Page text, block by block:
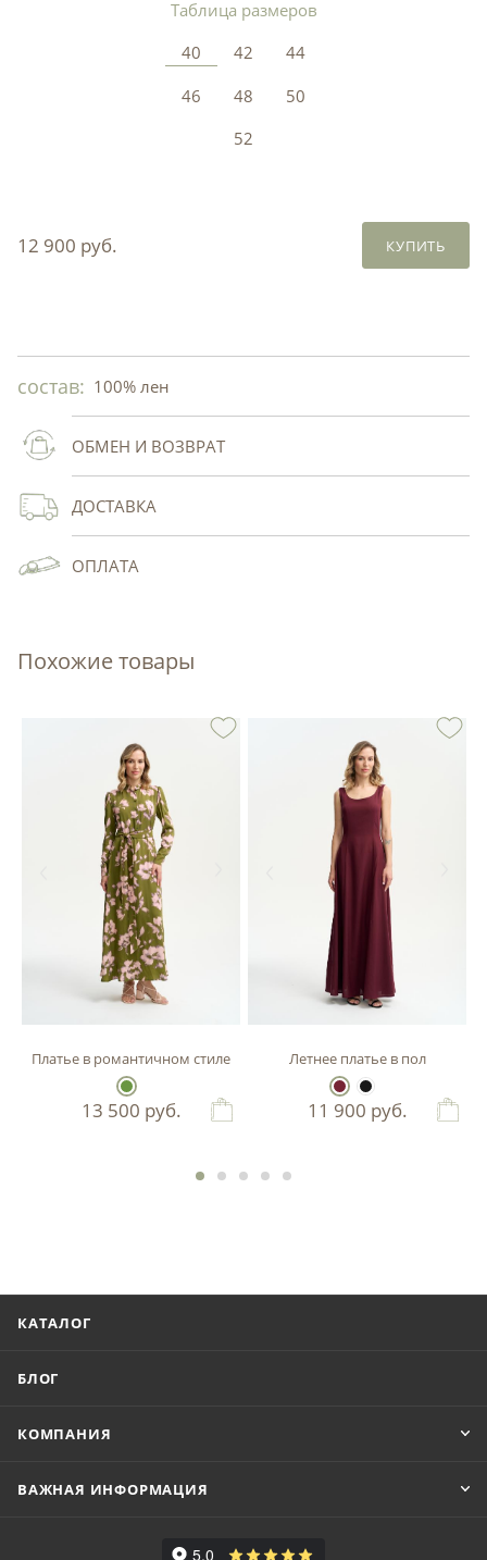
Таблица размеров
40
42
44
46
48
50
52
12 900 руб. КУПИТЬ
состав: 100% лен
ОБМЕН И ВОЗВРАТ
ДОСТАВКА
ОПЛАТА
Похожие товары
Платье в романтичном стиле
13 500 руб.
Летнее платье в пол
11 900 руб.
КАТАЛОГ
БЛОГ
КОМПАНИЯ
ВАЖНАЯ ИНФОРМАЦИЯ